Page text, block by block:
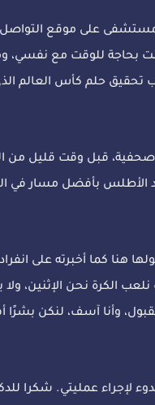
على موقع التواصل
بحاجة للوقت مع نفسي،
تحقيق حلم كأس العالم
قبل وقت قليل من
الأطلس بأفضل مسار في
هنا كما أخبرته على
الكرة نحن الإثنين، ولا
وأنا آسف، لنكن
لإجراء عمليتي. شكرا